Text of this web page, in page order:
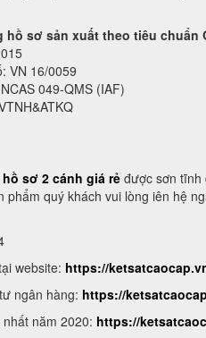
hồ sơ sản xuất theo tiêu chuẩn
16/0059
049-QMS (IAF)
sơ 2 cánh giá rẻ được sơn tĩnh
phẩm quý khách vui lòng iên hệ
website: https://
ngân hàng: https://
năm 2020: https://